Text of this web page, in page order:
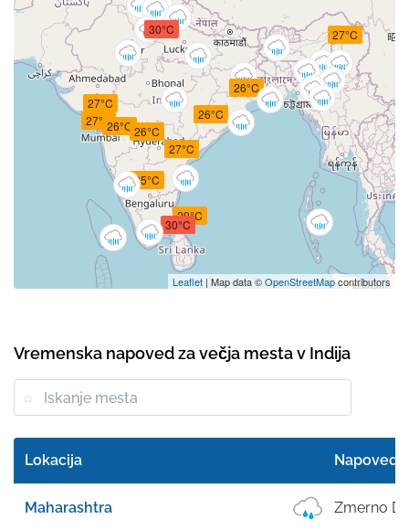
26°C
30°C
27°C
25°C
27°C
30°C
27°C
27°C
26°C
29°C
26°C
26°C
Leaflet | Map data ©OpenStreetMapcontributors
Vremenska napoved za večja mesta v Indija
Lokacija Napoved
Maharashtra Zmerno